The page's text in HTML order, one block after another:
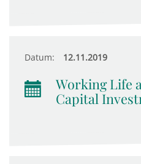
Datum: 12.11.2019
Working Life
Capital